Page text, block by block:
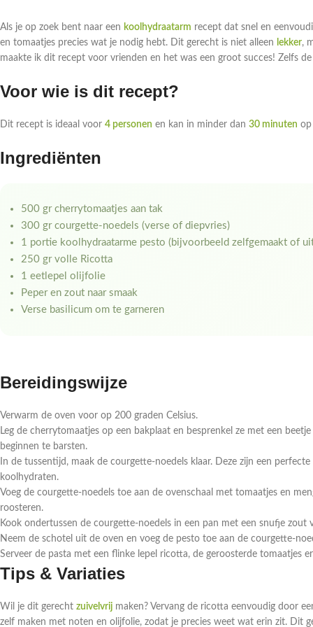
Als je op zoek bent naar een koolhydraatarm recept dat snel en
en tomaatjes precies wat je nodig hebt. Dit gerecht is niet alleen lekker,
maakte ik dit recept voor vrienden en het was een groot succes! Zelfs
Voor wie is dit recept?
Dit recept is ideaal voor 4 personen en kan in minder dan 30 minuten op
Ingrediënten
500 gr cherrytomaatjes aan tak
300 gr courgette-noedels (verse of diepvries)
1 portie koolhydraatarme pesto (bijvoorbeeld zelfgemaakt of
250 gr volle Ricotta
1 eetlepel olijfolie
Peper en zout naar smaak
Verse basilicum om te garneren
Bereidingswijze
Verwarm de oven voor op 200 graden Celsius.
Leg de cherrytomaatjes op een bakplaat en besprenkel ze met een
beginnen te barsten.
In de tussentijd, maak de courgette-noedels klaar. Deze zijn een
koolhydraten.
Voeg de courgette-noedels toe aan de ovenschaal met tomaatjes en
roosteren.
Kook ondertussen de courgette-noedels in een pan met een snufje
Neem de schotel uit de oven en voeg de pesto toe aan de courgette-
Serveer de pasta met een flinke lepel ricotta, de geroosterde tomaatjes
Tips & Variaties
Wil je dit gerecht zuivelvrij maken? Vervang de ricotta eenvoudig door
zelf maken met noten en olijfolie, zodat je precies weet wat erin zit. Dit